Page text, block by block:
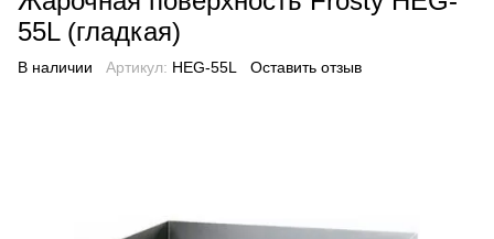
55L (гладкая)
В наличии Артикул: HEG-55L Оставить отзыв